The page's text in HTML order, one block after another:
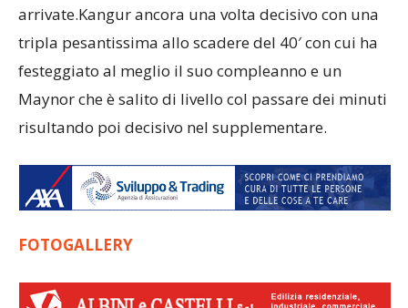
arrivate.Kangur ancora una volta decisivo con una
tripla pesantissima allo scadere del 40′ con cui ha
festeggiato al meglio il suo compleanno e un
Maynor che è salito di livello col passare dei minuti
risultando poi decisivo nel supplementare.
FOTOGALLERY